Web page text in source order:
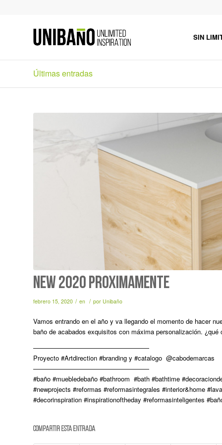
SIN
Últimas entradas
NEW 2020 Próximamente
febrero 15, 2020 / en / por Unibaño
Vamos entrando en el año y va llegando el momento de hacer
baño de acabados exquisitos con máxima personalización.
——————————————————
Proyecto #Artdirection #branding y #catalogo @cabodemarcas
——————————————————
#baño #muebledebaño #bathroom #bath #bathtime
#newprojects #reformas #reformasintegrales #interior&home
#decorinspiration #inspirationoftheday #reformasinteligentes
Compartir esta entrada